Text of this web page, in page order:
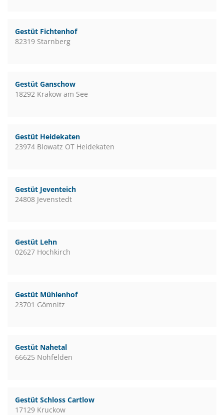
Gestüt Fichtenhof
82319 Starnberg
Gestüt Ganschow
18292 Krakow am See
Gestüt Heidekaten
23974 Blowatz OT Heidekaten
Gestüt Jeventeich
24808 Jevenstedt
Gestüt Lehn
02627 Hochkirch
Gestüt Mühlenhof
23701 Gömnitz
Gestüt Nahetal
66625 Nohfelden
Gestüt Schloss Cartlow
17129 Kruckow